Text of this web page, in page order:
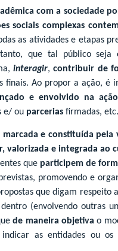
com a sociedade
sociais complexas
as atividades e etapas
que tal público seja
interagir,contribuir de
finais. Ao propor a ação, é
e envolvido na
e/ ou parcerias firmadas,
e constituída pela
valorizada e integrada ao
que participem de
promovendo e
que digam respeito
(envolvendo outras
de maneira objetivao
as entidades ou os